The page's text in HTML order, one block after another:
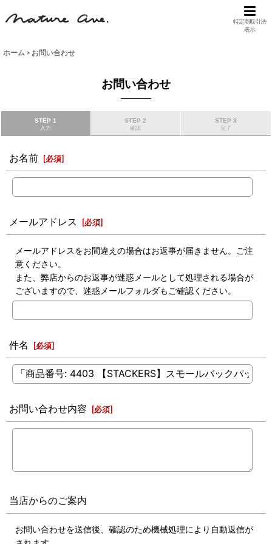
特定商取引法
表示
ホーム > お問い合わせ
お問い合わせ
STEP 1
入力
STEP 2
確認
STEP 3
完了
お名前 [必須]
メールアドレス [必須]
メールアドレスをお間違えの場合はお返事が届きません。ご注
意ください。
また、弊店からのお返事が迷惑メールとして処理される場合が
ございますので、迷惑メールフォルダもご確認ください。
件名 [必須]
お問い合わせ内容 [必須]
当店からのご案内
お問い合わせを送信後、確認のため機械処理により自動返信が